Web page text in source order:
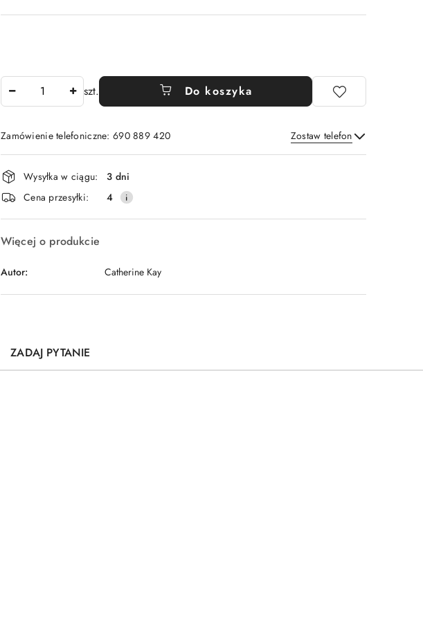
szt. Do koszyka
Zamówienie telefoniczne: 690 889 420 Zostaw telefon
Wyślij
Dostępność
i
dostawa
Wysyłka w ciągu:
3 dni
Cena przesyłki:
4
Więcej o produkcie
Autor: Catherine Kay
ZADAJ PYTANIE